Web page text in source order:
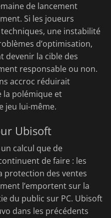
de lancement
Si les joueurs
une instabilité
d’optimisation,
devenir la cible des
responsable ou non.
accroc réduirait
la polémique et
jeu lui-même.
Ubisoft
calcul que de
de faire : les
protection des ventes
l’emportent sur la
du public sur PC. Ubisoft
dans les précédents